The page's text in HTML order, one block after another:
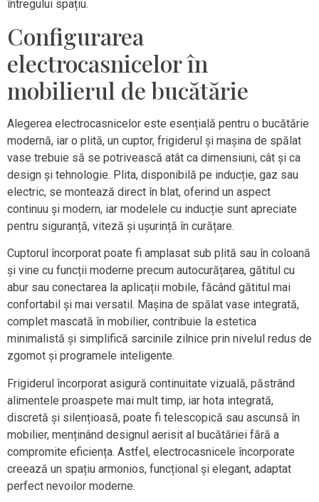
întregului spațiu.
Configurarea
electrocasnicelor în
mobilierul de bucătărie
Alegerea electrocasnicelor este esențială pentru o bucătărie
modernă, iar o plită, un cuptor, frigiderul și mașina de spălat
vase trebuie să se potrivească atât ca dimensiuni, cât și ca
design și tehnologie. Plita, disponibilă pe inducție, gaz sau
electric, se montează direct în blat, oferind un aspect
continuu și modern, iar modelele cu inducție sunt apreciate
pentru siguranță, viteză și ușurință în curățare.
Cuptorul încorporat poate fi amplasat sub plită sau în coloană
și vine cu funcții moderne precum autocurățarea, gătitul cu
abur sau conectarea la aplicații mobile, făcând gătitul mai
confortabil și mai versatil. Mașina de spălat vase integrată,
complet mascată în mobilier, contribuie la estetica
minimalistă și simplifică sarcinile zilnice prin nivelul redus de
zgomot și programele inteligente.
Frigiderul încorporat asigură continuitate vizuală, păstrând
alimentele proaspete mai mult timp, iar hota integrată,
discretă și silențioasă, poate fi telescopică sau ascunsă în
mobilier, menținând designul aerisit al bucătăriei fără a
compromite eficiența. Astfel, electrocasnicele încorporate
creează un spațiu armonios, funcțional și elegant, adaptat
perfect nevoilor moderne.